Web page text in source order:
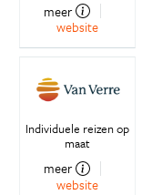
meer
website
Individuele reizen op
maat
meer
website